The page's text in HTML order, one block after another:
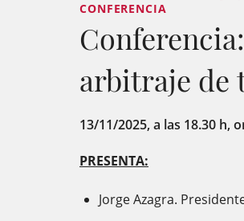
CONFERENCIA
arbitraje de
13/11/2025, a las 18.30 h,
PRESENTA:
Jorge Azagra.